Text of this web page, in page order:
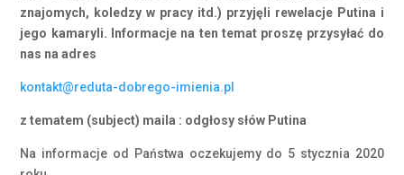
znajomych, koledzy w pracy itd.) przyjęli rewelacje Putina i
jego kamaryli. Informacje na ten temat proszę przysyłać do
nas na adres
kontakt@reduta-dobrego-imienia.pl
z tematem (subject) maila : odgłosy słów Putina
Na informacje od Państwa oczekujemy do 5 stycznia 2020